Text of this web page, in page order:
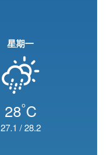
星期一
28°C
27.1 /28.2